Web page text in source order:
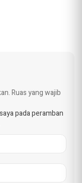
Ruas yang wajib
pada peramban